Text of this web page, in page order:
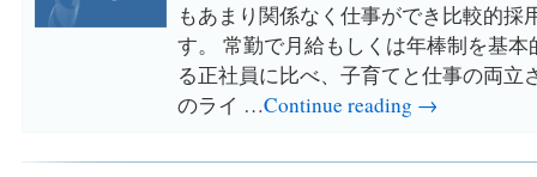
もあまり関係なく仕事ができ比較的採
す。 常勤で月給もしくは年棒制を基
る正社員に比べ、子育てと仕事の両立
のライ …Continue reading →